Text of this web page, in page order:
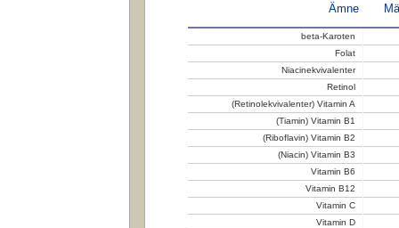
Ämne
beta-Karoten
Folat
Niacinekvivalenter
Retinol
(Retinolekvivalenter) Vitamin A
(Tiamin) Vitamin B1
(Riboflavin) Vitamin B2
(Niacin) Vitamin B3
Vitamin B6
Vitamin B12
Vitamin C
Vitamin D